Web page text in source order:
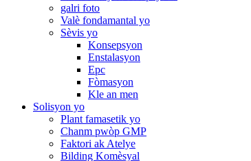
galri foto
Valè fondamantal yo
Sèvis yo
Konsepsyon
Enstalasyon
Epc
Fòmasyon
Kle an men
Solisyon yo
Plant famasetik yo
Chanm pwòp GMP
Faktori ak Atelye
Bilding Komèsyal